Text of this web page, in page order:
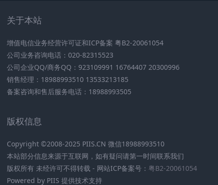
关于本站
增值电信业务经营许可证和ICP备案 粤B2-20061054
公司业务咨询电话：020-82315523
公司企业QQ/商务QQ：923109991 16764407 20300996
销售经理：18988993510 13533213185
备案咨询和售后服务电话：18988993505
版权信息
Copyright ©2008-2025 PIIS.CN 微信18988993510
本站部分信息来源于互联网，如有疑问请第一时间联系我们
版权所有 未经许可不得转载 - 网站ICP备案号： 粤B2-20061054
Powered by PIIS 提供技术支持